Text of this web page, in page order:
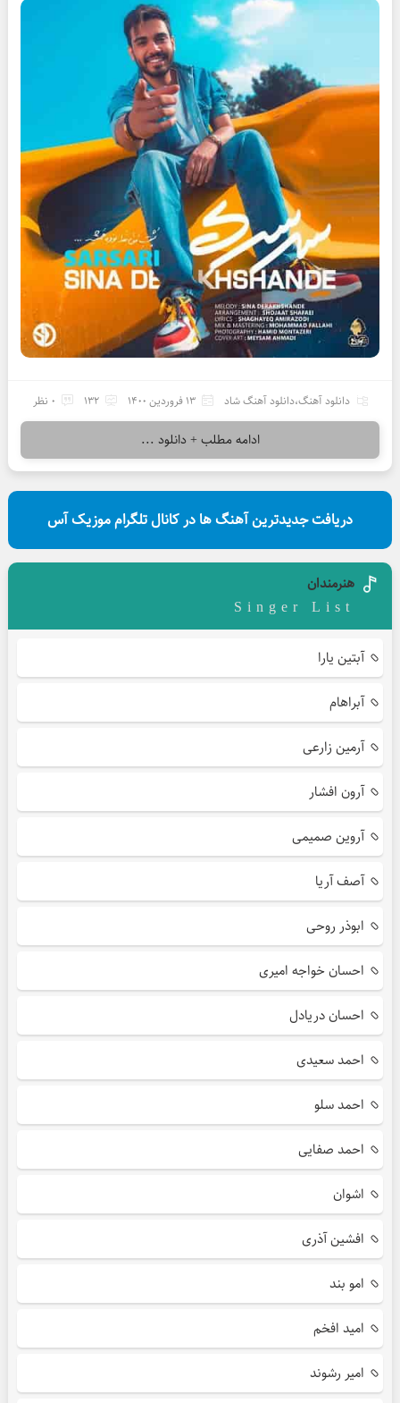
دانلود آهنگ،دانلود آهنگ شاد 13 فروردین 1400 132 0 نظر
ادامه مطلب + دانلود ...
دریافت جدیدترین آهنگ ها در کانال تلگرام موزیک آس
هنرمندان
Singer List
آبتین یارا
آبراهام
آرمین زارعی
آرون افشار
آروین صمیمی
آصف آریا
ابوذر روحی
احسان خواجه امیری
احسان دریادل
احمد سعیدی
احمد سلو
احمد صفایی
اشوان
افشین آذری
امو بند
امید افخم
امیر رشوند